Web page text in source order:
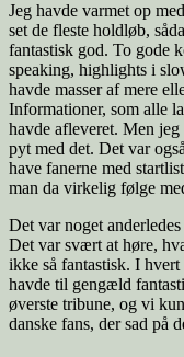
Jeg havde varmet op
set de fleste holdløb,
fantastisk god. To gode
speaking, highlights i
havde masser af mere
Informationer, som alle
havde afleveret. Men jeg
pyt med det. Det var
have fanerne med
man da virkelig følge
Det var noget
Det var svært at høre,
ikke så fantastisk. I
havde til gengæld
øverste tribune, og vi
danske fans, der sad på